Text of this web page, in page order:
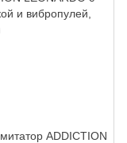
ADDICTION